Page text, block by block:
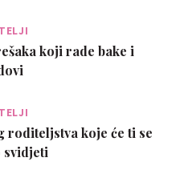
koji rade bake i
roditeljstva koje će ti se
svidjeti